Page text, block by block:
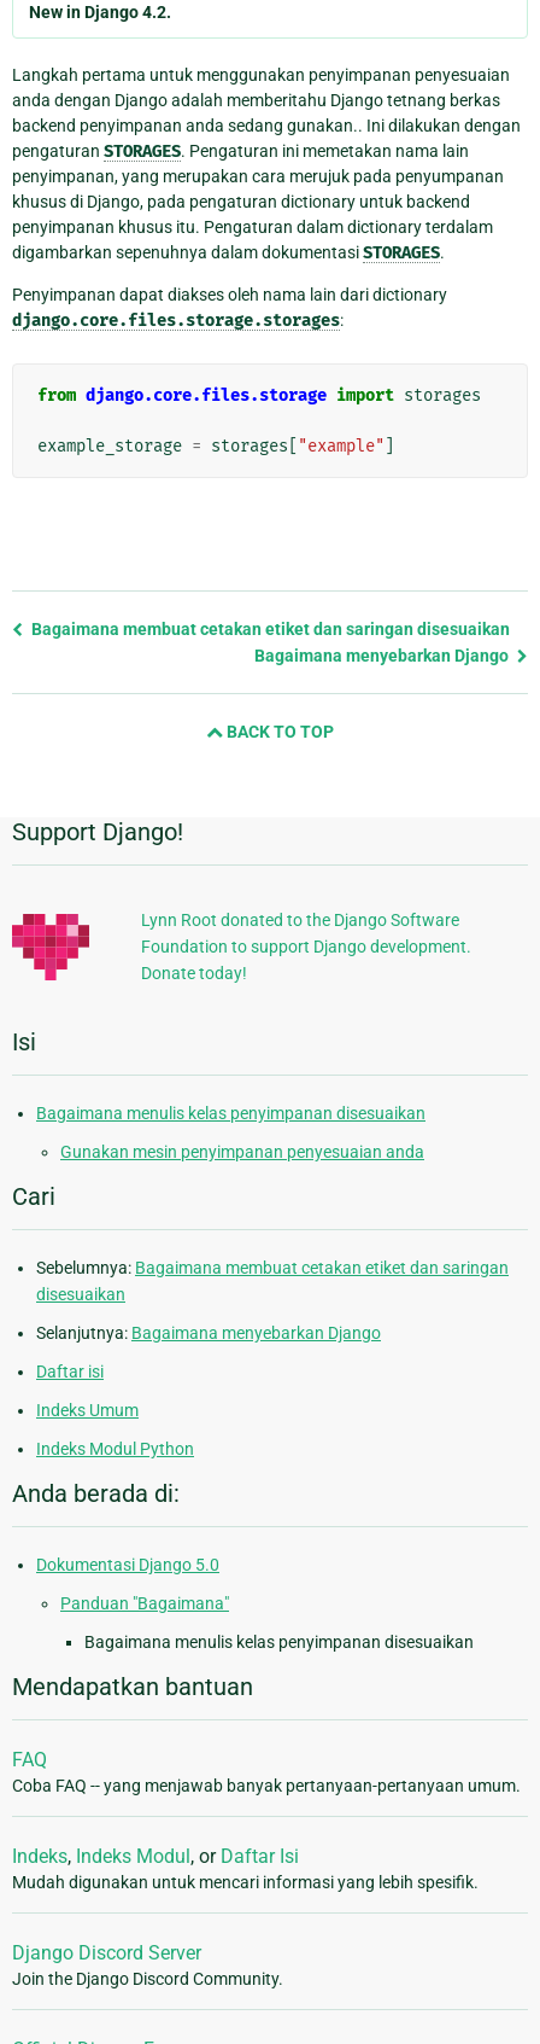
New in Django 4.2.
Langkah pertama untuk menggunakan penyimpanan penyesuaian
anda dengan Django adalah memberitahu Django tetnang berkas
backend penyimpanan anda sedang gunakan.. Ini dilakukan dengan
pengaturan STORAGES. Pengaturan ini memetakan nama lain
penyimpanan, yang merupakan cara merujuk pada penyumpanan
khusus di Django, pada pengaturan dictionary untuk backend
penyimpanan khusus itu. Pengaturan dalam dictionary terdalam
digambarkan sepenuhnya dalam dokumentasiSTORAGES.
Penyimpanan dapat diakses oleh nama lain dari dictionary
django.core.files.storage.storages:
from django.core.files.storage import storages
example_storage = storages "example"
Previous
Bagaimana membuat cetakan etiket dan saringan disesuaikan
Bagaimana menyebarkan Django
BACK TO TOP
Informasi
Tambahan
Support Django!
Lynn Root donated to the Django Software
Foundation to support Django development.
Donate today!
Isi
Bagaimana menulis kelas penyimpanan disesuaikan
Gunakan mesin penyimpanan penyesuaian anda
Cari
Sebelumnya: Bagaimana membuat cetakan etiket dan saringan
disesuaikan
Selanjutnya: Bagaimana menyebarkan Django
Daftar isi
Indeks Umum
Indeks Modul Python
Anda berada di:
Dokumentasi Django 5.0
Panduan "Bagaimana"
Bagaimana menulis kelas penyimpanan disesuaikan
Mendapatkan bantuan
FAQ
Coba FAQ -- yang menjawab banyak pertanyaan-pertanyaan umum.
Indeks, Indeks Modul , or Daftar Isi
Mudah digunakan untuk mencari informasi yang lebih spesifik.
Django Discord Server
Join the Django Discord Community.